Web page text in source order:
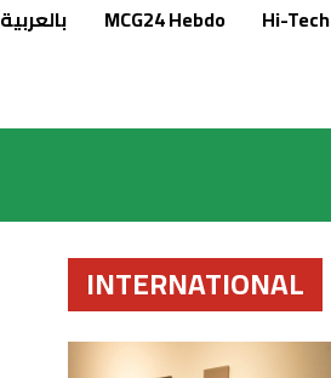
بالعربية MCG24 Hebdo Hi-Tech
INTERNATIONAL